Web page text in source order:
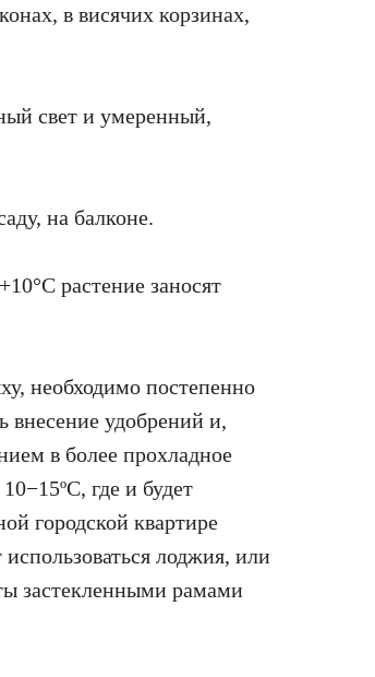
в висячих корзинах,
свет и умеренный,
на балконе.
растение заносят
необходимо постепенно
внесение удобрений и,
в более прохладное
где и будет
городской квартире
лоджия, или
застекленными рамами